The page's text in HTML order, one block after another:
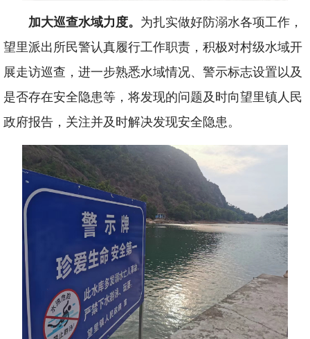
加大巡查水域力度。 为扎实做好防溺水各项工作，
望里派出所民警认真履行工作职责，积极对村级水域开
展走访巡查，进一步熟悉水域情况、警示标志设置以及
是否存在安全隐患等，将发现的问题及时向望里镇人民
政府报告，关注并及时解决发现安全隐患。